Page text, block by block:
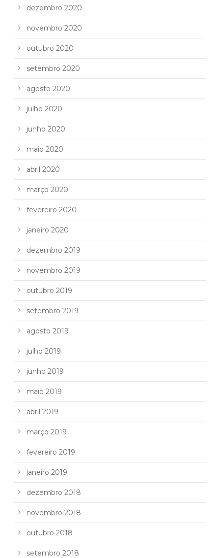
dezembro 2020
novembro 2020
outubro 2020
setembro 2020
agosto 2020
julho 2020
junho 2020
maio 2020
abril 2020
março 2020
fevereiro 2020
janeiro 2020
dezembro 2019
novembro 2019
outubro 2019
setembro 2019
agosto 2019
julho 2019
junho 2019
maio 2019
abril 2019
março 2019
fevereiro 2019
janeiro 2019
dezembro 2018
novembro 2018
outubro 2018
setembro 2018